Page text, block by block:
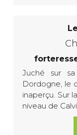
Juché sur
Dordogne, le
inaperçu. Sur
niveau de